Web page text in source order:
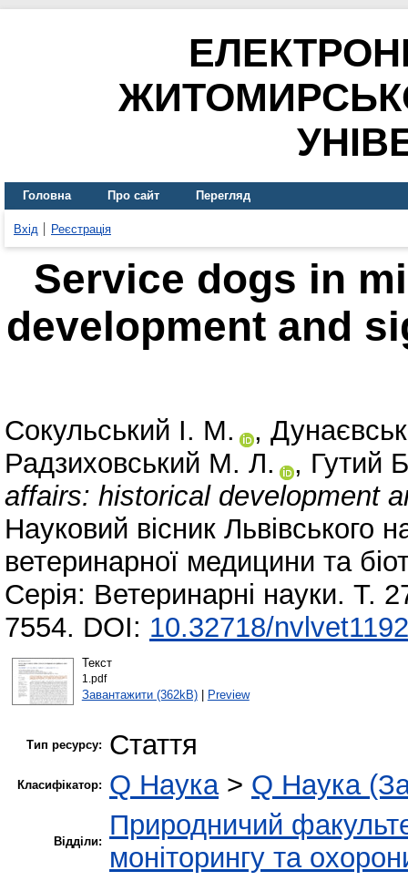
Головна Про сайт Перегляд
Вхід Реєстрація
Service dogs in
development and
Сокульський І. М. ,
Радзиховський М. Л.
, Гутий
affairs: historical development
Науковий вісник Львівського
ветеринарної медицини та
Серія: Ветеринарні науки.
7554. DOI: 10.32718/
Текст
1.pdf
Завантажити (362kB)| Preview
Тип ресурсу: Стаття
Класифікатор: Q Наука> Q Наука
Відділи:
Природничий
моніторингу та